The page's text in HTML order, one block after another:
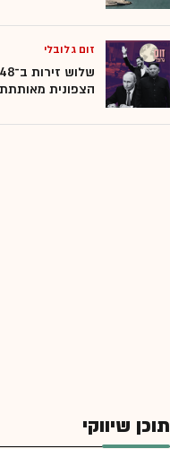
זום גלובלי
הצפונית
תוכן שיווקי